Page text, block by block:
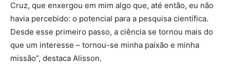
Cruz, que enxergou em mim algo que, até então, eu não
havia percebido: o potencial para a pesquisa científica.
Desde esse primeiro passo, a ciência se tornou mais do
que um interesse – tornou-se minha paixão e minha
missão”, destaca Alisson.